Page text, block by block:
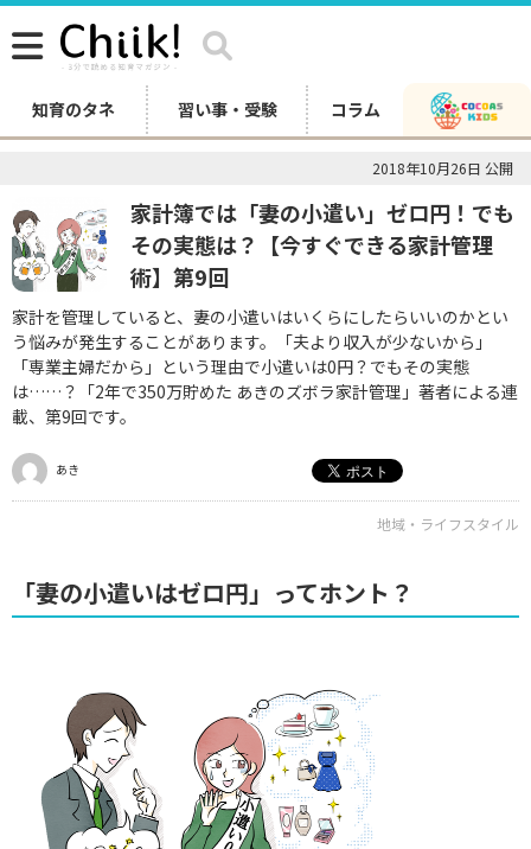
知育のタネ 習い事・受験 コラム
2018年10月26日 公開
家計簿では「妻の小遣い」ゼロ円！でも
その実態は？【今すぐできる家計管理
術】第9回
家計を管理していると、妻の小遣いはいくらにしたらいいのかとい
う悩みが発生することがあります。「夫より収入が少ないから」
「専業主婦だから」という理由で小遣いは0円？でもその実態
は……？「2年で350万貯めた あきのズボラ家計管理」著者による連
載、第9回です。
あき
地域・ライフスタイル
「妻の小遣いはゼロ円」ってホント？